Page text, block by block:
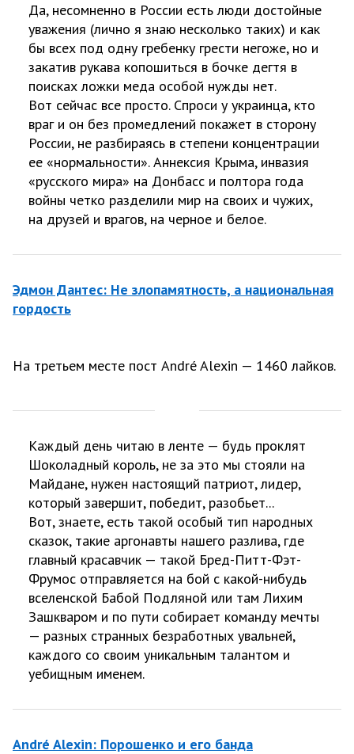
Да, несомненно в России есть люди достойные
уважения (лично я знаю несколько таких) и как
бы всех под одну гребенку грести негоже, но и
закатив рукава копошиться в бочке дегтя в
поисках ложки меда особой нужды нет.
Вот сейчас все просто. Спроси у украинца, кто
враг и он без промедлений покажет в сторону
России, не разбираясь в степени концентрации
ее «нормальности». Аннексия Крыма, инвазия
«русского мира» на Донбасс и полтора года
войны четко разделили мир на своих и чужих,
на друзей и врагов, на черное и белое.
Эдмон Дантес: Не злопамятность, а национальная
гордость
На третьем месте пост André Alexin — 1460 лайков.
Каждый день читаю в ленте — будь проклят
Шоколадный король, не за это мы стояли на
Майдане, нужен настоящий патриот, лидер,
который завершит, победит, разобьет...
Вот, знаете, есть такой особый тип народных
сказок, такие аргонавты нашего разлива, где
главный красавчик — такой Бред-Питт-Фэт-
Фрумос отправляется на бой с какой-нибудь
вселенской Бабой Подляной или там Лихим
Зашкваром и по пути собирает команду мечты
— разных странных безработных увальней,
каждого со своим уникальным талантом и
уебищным именем.
André Alexin: Порошенко и его банда